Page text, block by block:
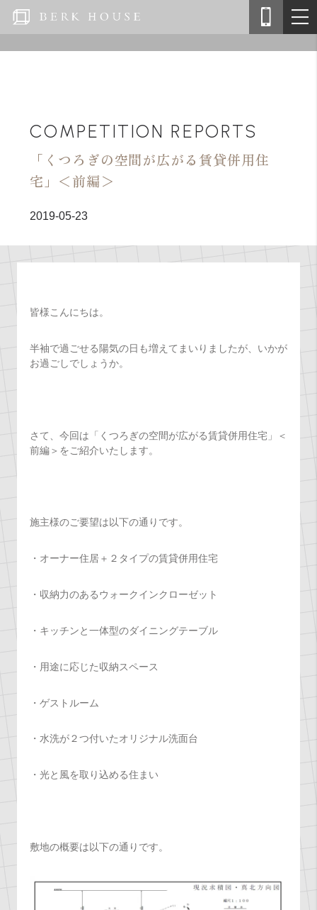
COMPETITION REPORTS
「くつろぎの空間が広がる賃貸併用住
宅」＜前編＞
2019-05-23
皆様こんにちは。
半袖で過ごせる陽気の日も増えてまいりましたが、いかが
お過ごしでしょうか。
さて、今回は「くつろぎの空間が広がる賃貸併用住宅」＜
前編＞をご紹介いたします。
施主様のご要望は以下の通りです。
・オーナー住居＋２タイプの賃貸併用住宅
・収納力のあるウォークインクローゼット
・キッチンと一体型のダイニングテーブル
・用途に応じた収納スペース
・ゲストルーム
・水洗が２つ付いたオリジナル洗面台
・光と風を取り込める住まい
敷地の概要は以下の通りです。